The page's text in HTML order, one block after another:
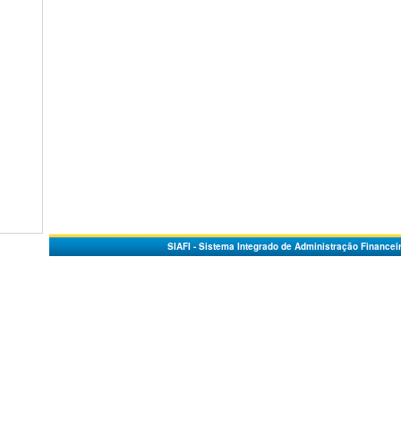
SIAFI - Sistema Integrado de Administração